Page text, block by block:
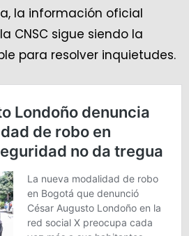
la información oficial
CNSC sigue siendo la
para resolver inquietudes.